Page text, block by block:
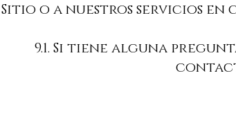
Sitio o a nuestros servicios
9.1. Si tiene alguna